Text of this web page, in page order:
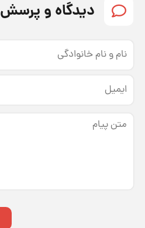
دیدگاه و پرسش